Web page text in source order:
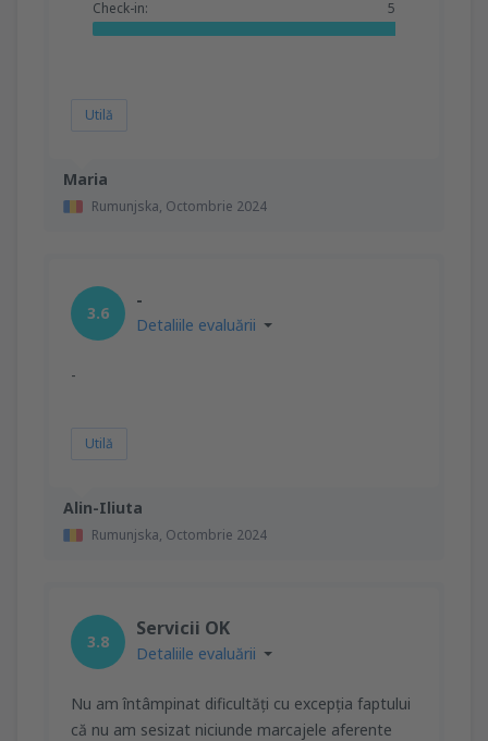
Maria
Rumunjska, Octombrie 2024
Check-in: 5
Utilă
Alin-Iliuta
Rumunjska, Octombrie 2024
3.6
-
Detaliile evaluării
-
Utilă
3.8
Servicii OK
Detaliile evaluării
Nu am întâmpinat dificultăți cu excepția faptului
că nu am sesizat niciunde marcajele aferente